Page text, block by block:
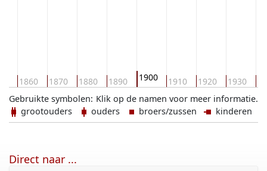
1860 1870 1880 1890 1900 1910 1920 1930
Klik op de namen voor meer informatie.
Gebruikte symbolen:
grootouders
ouders broers/zussen kinderen
Direct naar ...